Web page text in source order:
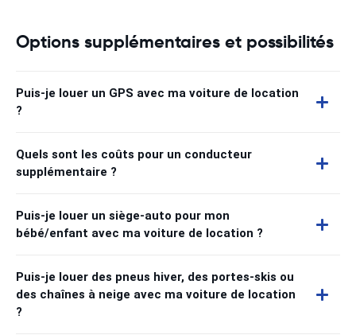
Options supplémentaires et possibilités
Puis-je louer un GPS avec ma voiture de location
?
Quels sont les coûts pour un conducteur
supplémentaire ?
Puis-je louer un siège-auto pour mon
bébé/enfant avec ma voiture de location ?
Puis-je louer des pneus hiver, des portes-skis ou
des chaînes à neige avec ma voiture de location
?